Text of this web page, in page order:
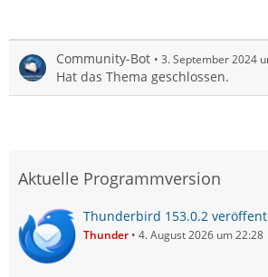
Community-Bot 3. September 2024
Hat das Thema geschlossen.
Aktuelle Programmversion
Thunderbird 153.0.2
Thunder 4. August 2026 um 22:28